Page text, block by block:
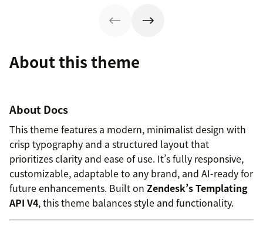
About this theme
About Docs
This theme features a modern, minimalist design with
crisp typography and a structured layout that
prioritizes clarity and ease of use. It’s fully responsive,
customizable, adaptable to any brand, and AI-ready for
future enhancements. Built on Zendesk’s Templating
API V4, this theme balances style and functionality.